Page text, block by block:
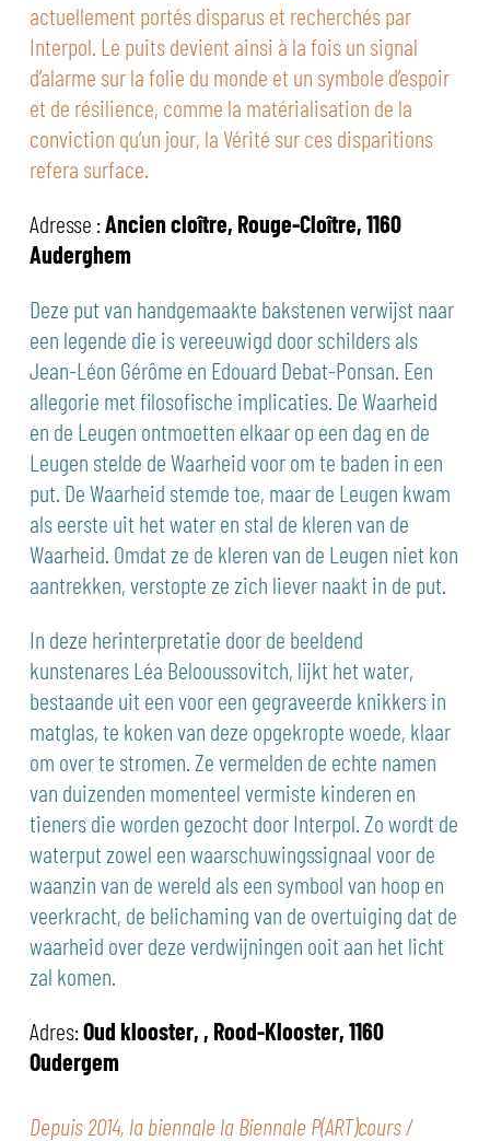
actuellement portés disparus et recherchés par
Interpol. Le puits devient ainsi à la fois un signal
d’alarme sur la folie du monde et un symbole d’espoir
et de résilience, comme la matérialisation de la
conviction qu’un jour, la Vérité sur ces disparitions
refera surface.
Adresse :Ancien cloître, Rouge-Cloître, 1160
Auderghem
Deze put van handgemaakte bakstenen verwijst naar
een legende die is vereeuwigd door schilders als
Jean-Léon Gérôme en Edouard Debat-Ponsan. Een
allegorie met filosofische implicaties. De Waarheid
en de Leugen ontmoetten elkaar op een dag en de
Leugen stelde de Waarheid voor om te baden in een
put. De Waarheid stemde toe, maar de Leugen kwam
als eerste uit het water en stal de kleren van de
Waarheid. Omdat ze de kleren van de Leugen niet kon
aantrekken, verstopte ze zich liever naakt in de put.
In deze herinterpretatie door de beeldend
kunstenares Léa Belooussovitch, lijkt het water,
bestaande uit een voor een gegraveerde knikkers in
matglas, te koken van deze opgekropte woede, klaar
om over te stromen. Ze vermelden de echte namen
van duizenden momenteel vermiste kinderen en
tieners die worden gezocht door Interpol. Zo wordt de
waterput zowel een waarschuwingssignaal voor de
waanzin van de wereld als een symbool van hoop en
veerkracht, de belichaming van de overtuiging dat de
waarheid over deze verdwijningen ooit aan het licht
zal komen.
Adres:Oud klooster, , Rood-Klooster, 1160
Oudergem
Depuis 2014, la biennale la Biennale P(ART)cours /